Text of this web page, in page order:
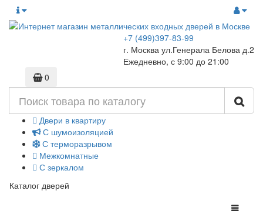
+7 (499)397-83-99
г. Москва ул.Генерала Белова д.2
Ежедневно, с 9:00 до 21:00
0
Двери в квартиру
С шумоизоляцией
С терморазрывом
Межкомнатные
С зеркалом
Каталог дверей